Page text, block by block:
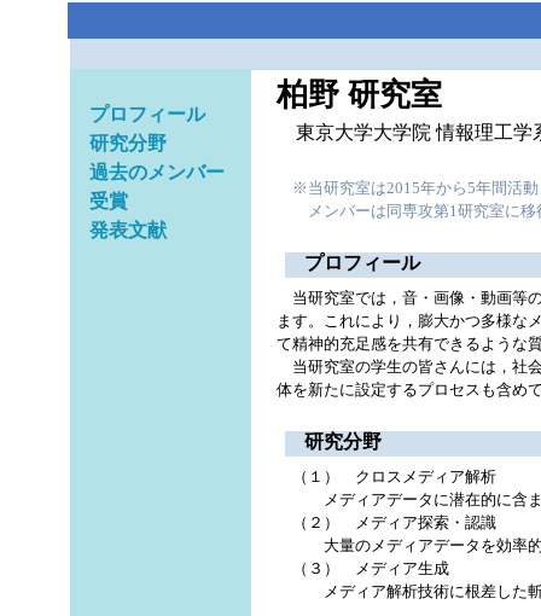
プロフィール
研究分野
過去のメンバー
受賞
発表文献
柏野 研究室
東京大学大学院 情報理工
※当研究室は2015年から5年間活動
メンバーは同専攻第1研究室に移
プロフィール
当研究室では，音・画像・動画等
ます。これにより，膨大かつ多様な
て精神的充足感を共有できるような
当研究室の学生の皆さんには，社
体を新たに設定するプロセスも含め
研究分野
（１） クロスメディア解析
メディアデータに潜在的に含ま
（２） メディア探索・認識
大量のメディアデータを効率的
（３） メディア生成
メディア解析技術に根差した斬